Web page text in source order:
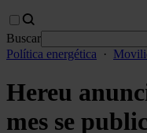
Buscar
Política energética
·
Hereu
mes se